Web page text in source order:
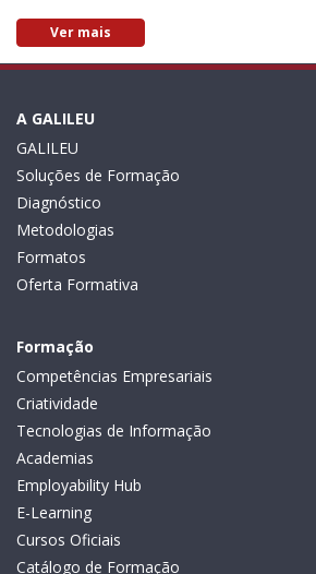
Ver mais
A GALILEU
GALILEU
Soluções de Formação
Diagnóstico
Metodologias
Formatos
Oferta Formativa
Formação
Competências Empresariais
Criatividade
Tecnologias de Informação
Academias
Employability Hub
E-Learning
Cursos Oficiais
Catálogo de Formação